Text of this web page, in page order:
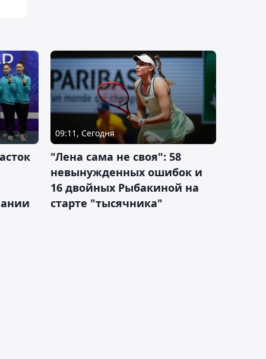
09:11, Сегодня
"Лена сама не своя": 58
невынужденных ошибок и
16 двойных Рыбакиной на
старте "тысячника"